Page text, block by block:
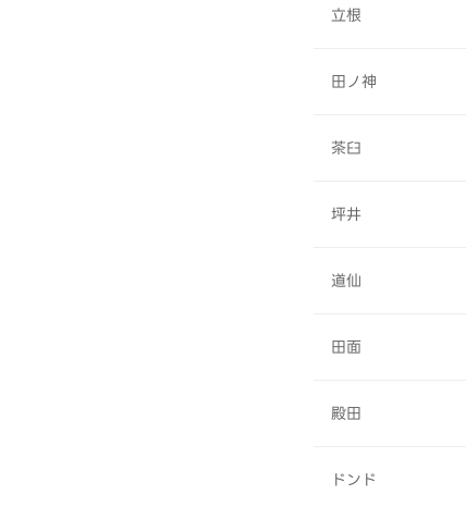
立根
田ノ神
茶臼
坪井
道仙
田面
殿田
ドンド